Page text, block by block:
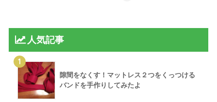
人気記事
1
隙間をなくす！マットレス２つをくっつける
バンドを手作りしてみたよ